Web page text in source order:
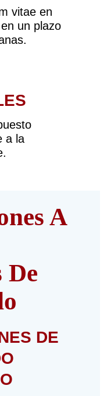
vitae en
un plazo
a la
A
De
DE